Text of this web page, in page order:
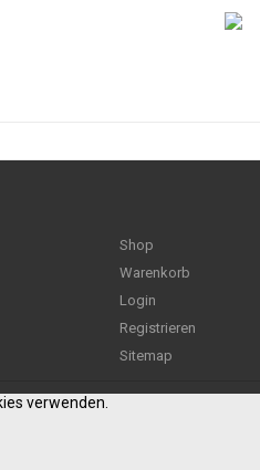
Shop
Warenkorb
Login
Registrieren
Sitemap
verwenden.